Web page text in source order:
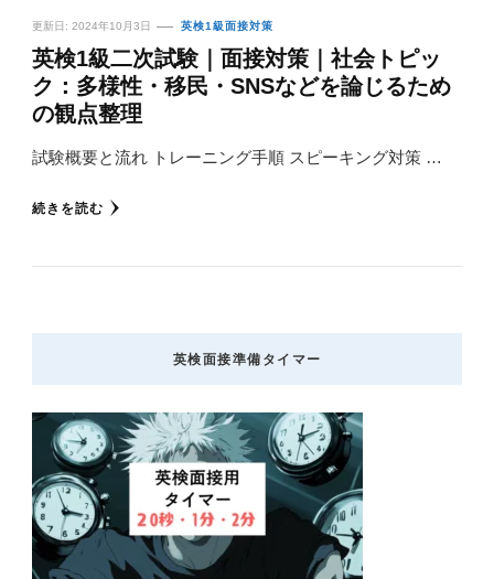
更新日: 2024年10月3日 英検1級面接対策
英検1級二次試験｜面接対策｜社会トピッ
ク：多様性・移民・SNSなどを論じるため
の観点整理
試験概要と流れ トレーニング手順 スピーキング対策 …
続きを読む
英検面接準備タイマー